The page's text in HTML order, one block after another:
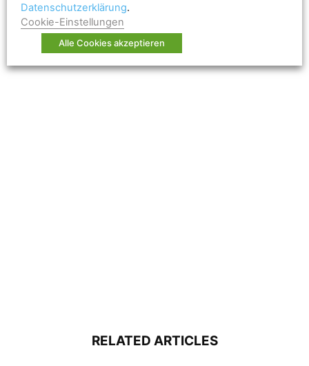
RELATED ARTICLES
Datenschutzerklärung.
Cookie-Einstellungen
Alle Cookies akzeptieren